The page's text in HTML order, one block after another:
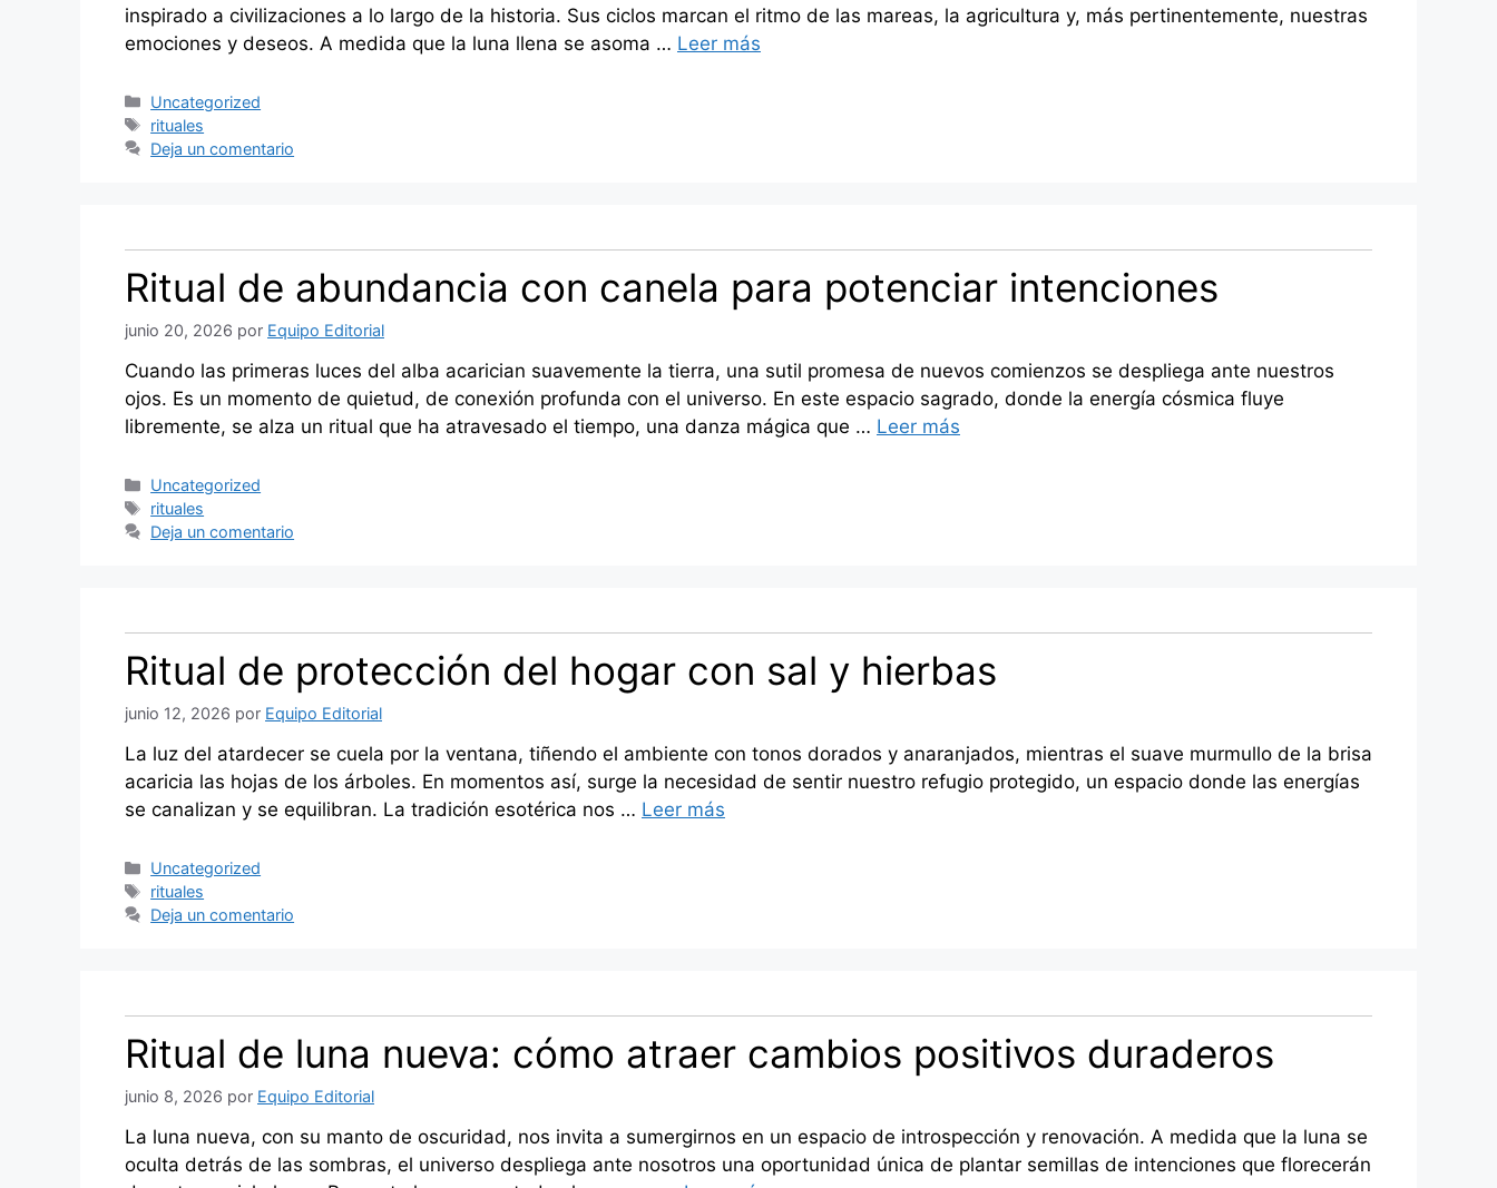
inspirado a civilizaciones a lo largo de la historia. Sus ciclos marcan el ritmo de las mareas, la agricultura y, más pertinentemente, nuestras
emociones y deseos. A medida que la luna llena se asoma … Leer más
Categorías
Uncategorized
Etiquetas
rituales
Deja un comentario
Ritual de abundancia con canela para potenciar intenciones
junio 20, 2026 por Equipo Editorial
Cuando las primeras luces del alba acarician suavemente la tierra, una sutil promesa de nuevos comienzos se despliega ante nuestros
ojos. Es un momento de quietud, de conexión profunda con el universo. En este espacio sagrado, donde la energía cósmica fluye
libremente, se alza un ritual que ha atravesado el tiempo, una danza mágica que … Leer más
Categorías
Uncategorized
Etiquetas
rituales
Deja un comentario
Ritual de protección del hogar con sal y hierbas
junio 12, 2026 por Equipo Editorial
La luz del atardecer se cuela por la ventana, tiñendo el ambiente con tonos dorados y anaranjados, mientras el suave murmullo de la brisa
acaricia las hojas de los árboles. En momentos así, surge la necesidad de sentir nuestro refugio protegido, un espacio donde las energías
se canalizan y se equilibran. La tradición esotérica nos … Leer más
Categorías
Uncategorized
Etiquetas
rituales
Deja un comentario
Ritual de luna nueva: cómo atraer cambios positivos duraderos
junio 8, 2026 por Equipo Editorial
La luna nueva, con su manto de oscuridad, nos invita a sumergirnos en un espacio de introspección y renovación. A medida que la luna se
oculta detrás de las sombras, el universo despliega ante nosotros una oportunidad única de plantar semillas de intenciones que florecerán